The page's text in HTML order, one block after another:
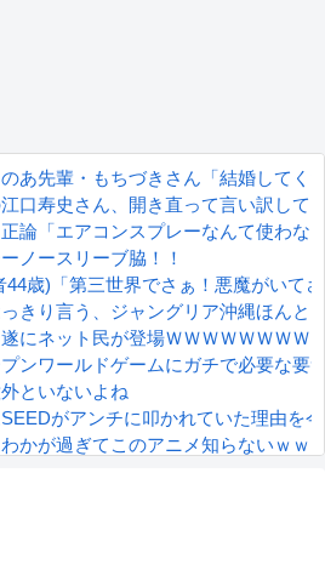
あ先輩・もちづきさん「結婚してく
江口寿史さん、開き直って言い訳して
正論「エアコンスプレーなんて使わな
ノースリーブ脇！！
歳)「第三世界でさぁ！悪魔がいて
っきり言う、ジャングリア沖縄ほん
遂にネット民が登場ＷＷＷＷＷＷＷＷ
プンワールドゲームにガチで必要な要
といないよね
SEEDがアンチに叩かれていた理由を
わかが過ぎてこのアニメ知らないｗｗ
いところってｗｗｗｗｗ